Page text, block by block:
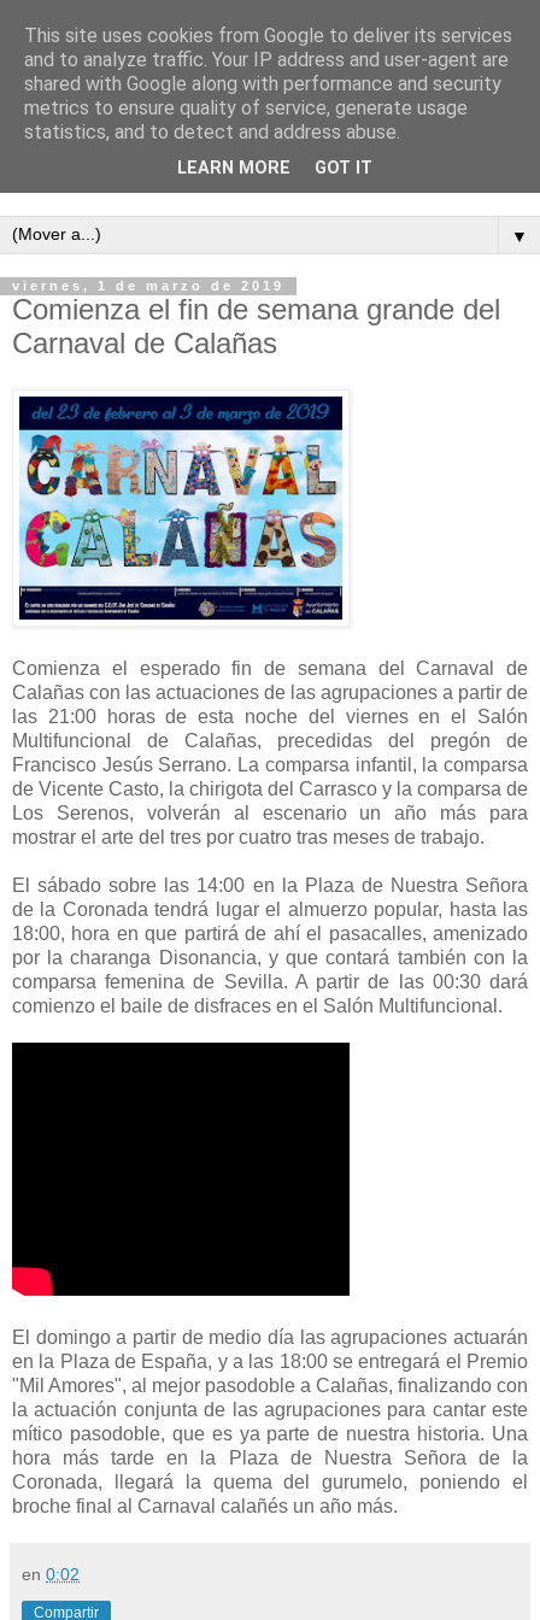
Semanario independiente de Calañas
▼
viernes, 1 de marzo de 2019
Comienza el fin de semana grande del
Carnaval de Calañas
Comienza el esperado fin de semana del Carnaval de
Calañas con las actuaciones de las agrupaciones a partir de
las 21:00 horas de esta noche del viernes en el Salón
Multifuncional de Calañas, precedidas del pregón de
Francisco Jesús Serrano. La comparsa infantil, la comparsa
de Vicente Casto, la chirigota del Carrasco y la comparsa de
Los Serenos, volverán al escenario un año más para
mostrar el arte del tres por cuatro tras meses de trabajo.
El sábado sobre las 14:00 en la Plaza de Nuestra Señora
de la Coronada tendrá lugar el almuerzo popular, hasta las
18:00, hora en que partirá de ahí el pasacalles, amenizado
por la charanga Disonancia, y que contará también con la
comparsa femenina de Sevilla. A partir de las 00:30 dará
comienzo el baile de disfraces en el Salón Multifuncional.
El domingo a partir de medio día las agrupaciones actuarán
en la Plaza de España, y a las 18:00 se entregará el Premio
"Mil Amores", al mejor pasodoble a Calañas, finalizando con
la actuación conjunta de las agrupaciones para cantar este
mítico pasodoble, que es ya parte de nuestra historia. Una
hora más tarde en la Plaza de Nuestra Señora de la
Coronada, llegará la quema del gurumelo, poniendo el
broche final al Carnaval calañés un año más.
en 0:02
Compartir
This site uses cookies from Google to deliver its services
and to analyze traffic. Your IP address and user-agent are
shared with Google along with performance and security
metrics to ensure quality of service, generate usage
statistics, and to detect and address abuse.
LEARN MORE GOT IT